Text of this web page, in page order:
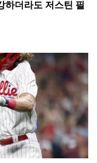
더라도 저스틴 필